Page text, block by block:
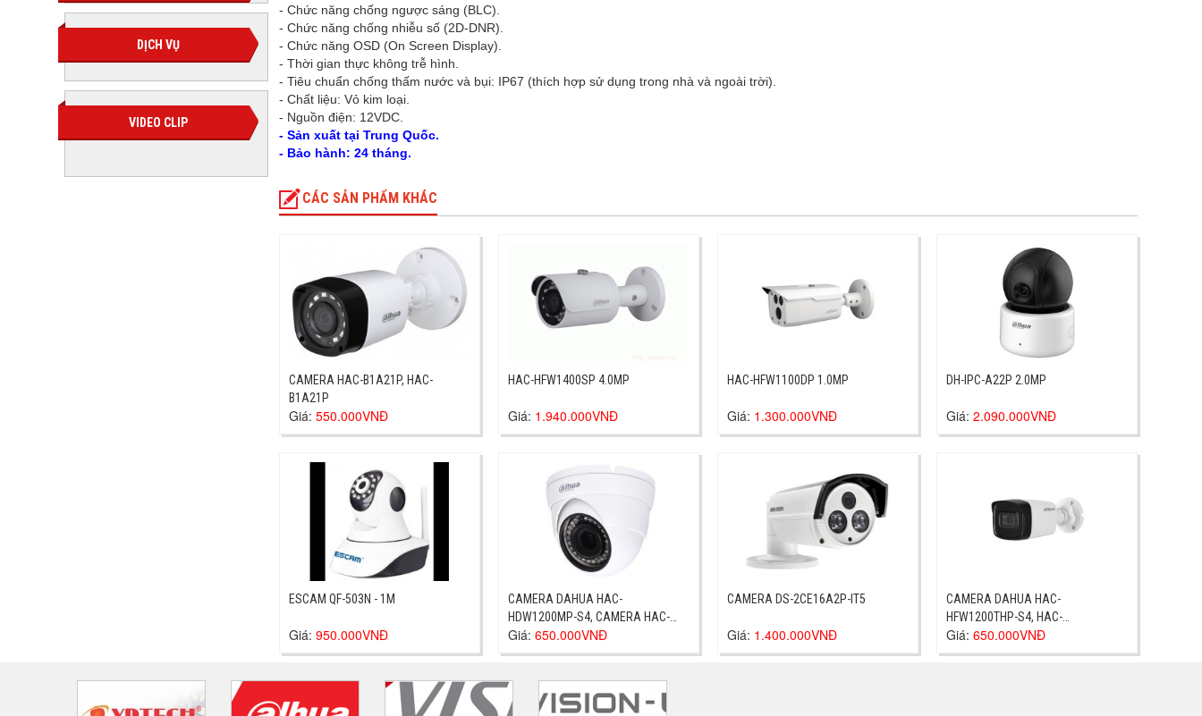
DỊCH VỤ
VIDEO CLIP
- Chức năng chống ngược sáng (BLC).
- Chức năng chống nhiễu số (2D-DNR).
- Chức năng OSD (On Screen Display).
- Thời gian thực không trễ hình.
- Tiêu chuẩn chống thấm nước và bụi: IP67 (thích hợp sử dụng trong nhà và ngoài trời).
- Chất liệu: Vỏ kim loại.
- Nguồn điện: 12VDC.
- Sản xuất tại Trung Quốc.
- Bảo hành: 24 tháng.
CÁC SẢN PHẨM KHÁC
CAMERA HAC-B1A21P, HAC-
B1A21P
Giá: 550.000VNĐ
HAC-HFW1400SP 4.0MP
Giá: 1.940.000VNĐ
HAC-HFW1100DP 1.0MP
Giá: 1.300.000VNĐ
DH-IPC-A22P 2.0MP
Giá: 2.090.000VNĐ
ESCAM QF-503N - 1M
Giá: 950.000VNĐ
CAMERA DAHUA HAC-
HDW1200MP-S4, CAMERA HAC-
HDW1200MP-S4
Giá: 650.000VNĐ
CAMERA DS-2CE16A2P-IT5
Giá: 1.400.000VNĐ
CAMERA DAHUA HAC-
HFW1200THP-S4, HAC-
HFW1200THP-S4
Giá: 650.000VNĐ